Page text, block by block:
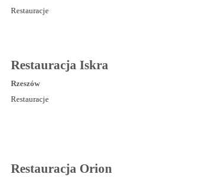
Restauracje
Restauracja Iskra
Rzeszów
Restauracje
Restauracja Orion